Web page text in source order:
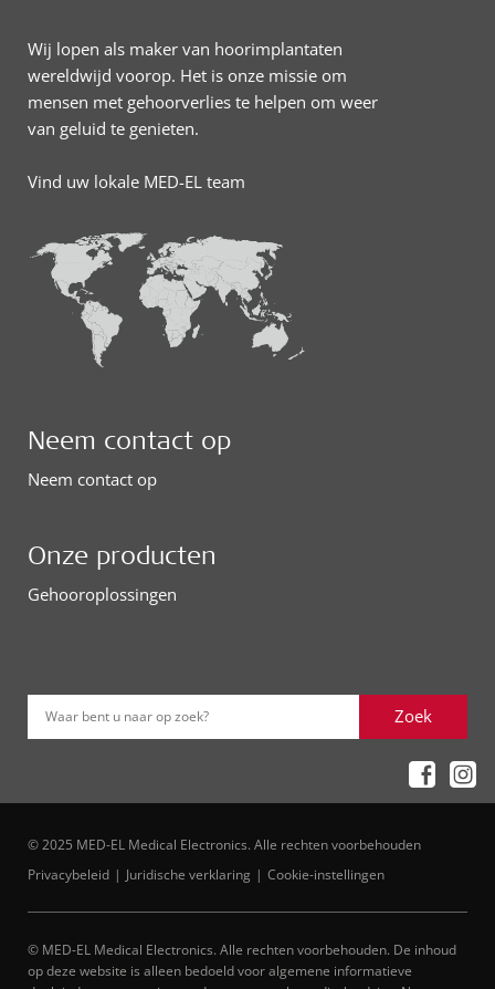
Wij lopen als maker van hoorimplantaten
wereldwijd voorop. Het is onze missie om
mensen met gehoorverlies te helpen om weer
van geluid te genieten.
Vind uw lokale MED-EL team
Neem contact op
Neem contact op
Onze producten
Gehooroplossingen
Waar bent u naar op zoek? Zoek
© 2025 MED-EL Medical Electronics. Alle rechten voorbehouden
Privacybeleid
Juridische verklaring Cookie-instellingen
© MED-EL Medical Electronics. Alle rechten voorbehouden. De inhoud
op deze website is alleen bedoeld voor algemene informatieve